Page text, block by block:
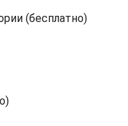
(бесплатно)